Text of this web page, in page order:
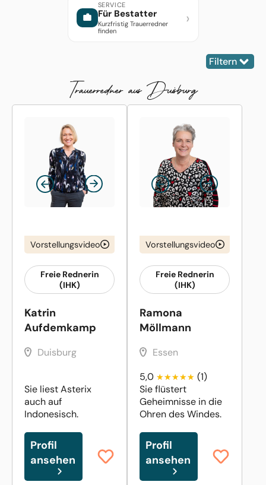
SERVICE
Für Bestatter
Kurzfristig Trauerredner
finden
›
Filtern
Trauer­redner aus Duisburg
Vorstellungsvideo
Freie Rednerin
(IHK)
Katrin
Aufdemkamp
Duisburg
Sie liest Asterix
auch auf
Indonesisch.
Profil
ansehen
Vorstellungsvideo
Freie Rednerin
(IHK)
Ramona
Möllmann
Essen
5,0
(1)
Sie flüstert
Geheimnisse in die
Ohren des Windes.
Profil
ansehen